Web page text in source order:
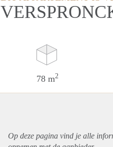
78 m2
Op deze pagina vind je alle